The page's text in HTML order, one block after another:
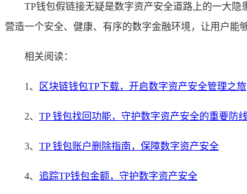
TP钱包假链接无疑是数字资产安全道路上的一大
营造一个安全、健康、有序的数字金融环境，让用户能
相关阅读：
1、 区块链钱包TP下载，开启数字资产安全管理之旅
2、 TP 钱包找回功能，守护数字资产安全的重要防线
3、 TP 钱包账户删除指南，保障数字资产安全
4、 追踪TP钱包金额，守护数字资产安全